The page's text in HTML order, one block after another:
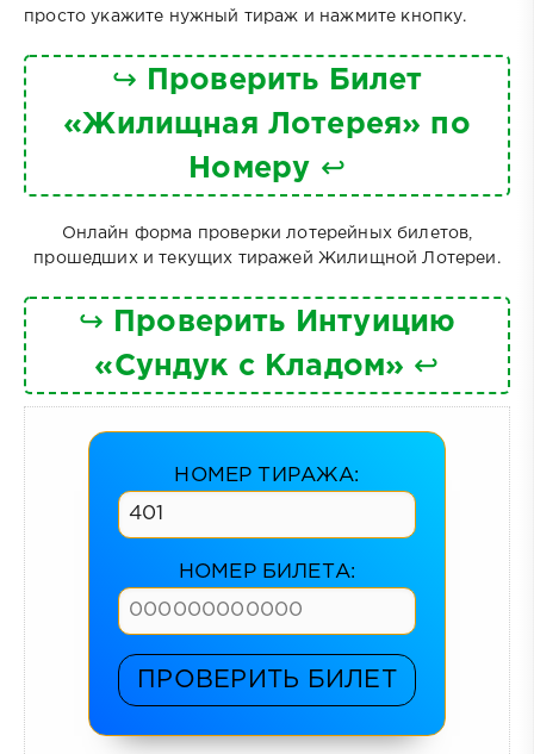
просто укажите нужный тираж и нажмите кнопку.
↪ Проверить Билет
«Жилищная Лотерея» по
Номеру ↩
Онлайн форма проверки лотерейных билетов,
прошедших и текущих тиражей Жилищной Лотереи.
↪ Проверить Интуицию
«Сундук с Кладом» ↩
НОМЕР ТИРАЖА:
НОМЕР БИЛЕТА:
ПРОВЕРИТЬ БИЛЕТ